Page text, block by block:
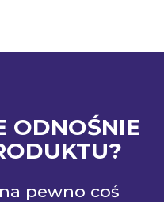
ODNOŚNIE
pewno coś